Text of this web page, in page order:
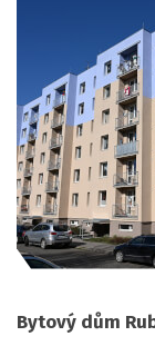
Bytový dům